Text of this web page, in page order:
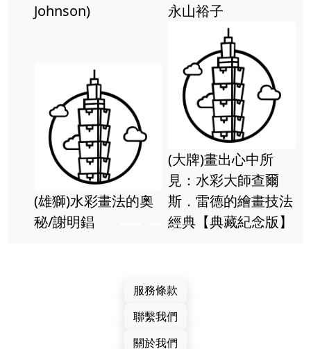
彩畫法的奧
(大牌)畫出心中所
見：水彩大師查爾
斯．雷德的繪畫技法
經典【典藏紀念版】
(野人)
教室2